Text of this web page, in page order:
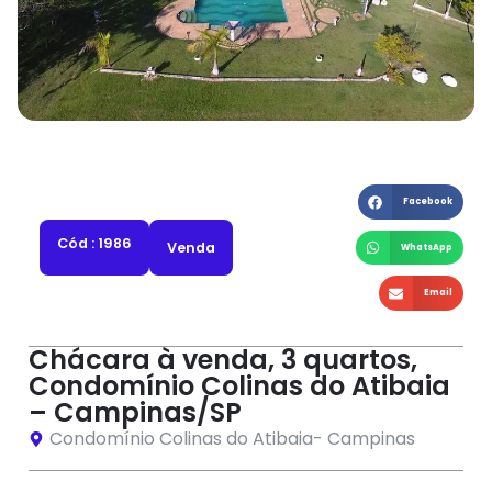
Cód : 1986 Venda
Facebook
WhatsApp
Email
Chácara à venda, 3 quartos,
Condomínio Colinas do Atibaia
– Campinas/SP
Condomínio Colinas do Atibaia- Campinas